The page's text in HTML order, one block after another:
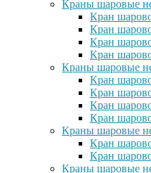
Краны шаровые
Кран
Кран
Кран
Кран
Краны шаровые
Кран
Кран
Кран
Кран
Краны шаровые
Кран
Кран
Краны шаровые